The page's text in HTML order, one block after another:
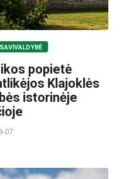
popietė
Klajoklės
istorinėje
07